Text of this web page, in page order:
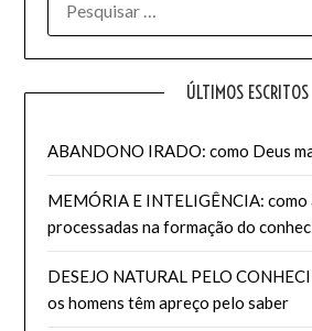
POR:
ÚLTIMOS ESCRITOS
ABANDONO IRADO: como Deus
MEMÓRIA E INTELIGÊNCIA: como
processadas na formação do
DESEJO NATURAL PELO
os homens têm apreço pelo saber